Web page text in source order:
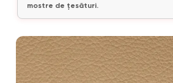
mostre de țesături.